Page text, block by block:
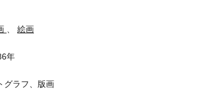
絵画
年
グラフ、版画